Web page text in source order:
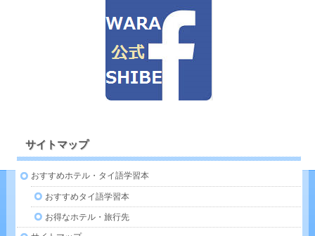
サイトマップ
おすすめホテル・タイ語学習本
おすすめタイ語学習本
お得なホテル・旅行先